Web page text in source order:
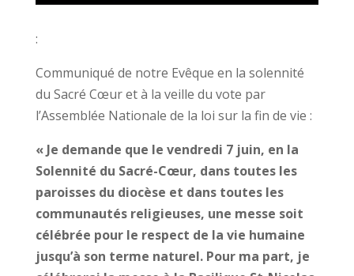
:
Communiqué de notre Evêque en la solennité
du Sacré Cœur et à la veille du vote par
l’Assemblée Nationale de la loi sur la fin de vie :
« Je demande que le vendredi 7 juin, en la
Solennité du Sacré-Cœur, dans toutes les
paroisses du diocèse et dans toutes les
communautés religieuses, une messe soit
célébrée pour le respect de la vie humaine
jusqu’à son terme naturel. Pour ma part, je